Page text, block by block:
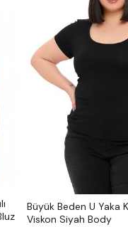
Büyük Beden U Yaka
Viskon Siyah Body